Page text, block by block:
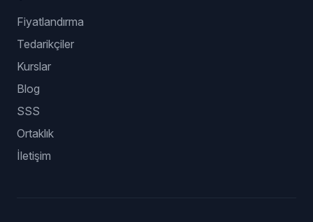
Fiyatlandırma
Tedarikçiler
Kurslar
Blog
SSS
Ortaklık
İletişim